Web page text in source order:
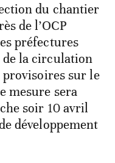
du chantier
de l’OCP
préfectures
la circulation
provisoires sur le
mesure sera
soir 10 avril
développement